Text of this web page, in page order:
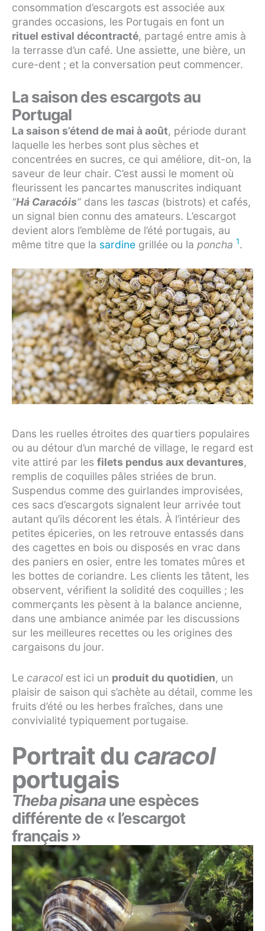
consommation d’escargots est associée aux
grandes occasions, les Portugais en font un
rituel estival décontracté, partagé entre amis à
la terrasse d’un café. Une assiette, une bière, un
cure-dent ; et la conversation peut commencer.
La saison des escargots au
Portugal
La saison s’étend de mai à août, période durant
laquelle les herbes sont plus sèches et
concentrées en sucres, ce qui améliore, dit-on, la
saveur de leur chair. C’est aussi le moment où
fleurissent les pancartes manuscrites indiquant
“Há Caracóis” dans les tascas (bistrots) et cafés,
un signal bien connu des amateurs. L’escargot
devient alors l’emblème de l’été portugais, au
même titre que la sardine grillée ou la poncha 1.
Dans les ruelles étroites des quartiers populaires
ou au détour d’un marché de village, le regard est
vite attiré par les filets pendus aux devantures,
remplis de coquilles pâles striées de brun.
Suspendus comme des guirlandes improvisées,
ces sacs d’escargots signalent leur arrivée tout
autant qu’ils décorent les étals. À l’intérieur des
petites épiceries, on les retrouve entassés dans
des cagettes en bois ou disposés en vrac dans
des paniers en osier, entre les tomates mûres et
les bottes de coriandre. Les clients les tâtent, les
observent, vérifient la solidité des coquilles ; les
commerçants les pèsent à la balance ancienne,
dans une ambiance animée par les discussions
sur les meilleures recettes ou les origines des
cargaisons du jour.
Le caracol est ici un produit du quotidien, un
plaisir de saison qui s’achète au détail, comme les
fruits d’été ou les herbes fraîches, dans une
convivialité typiquement portugaise.
Portrait du caracol
portugais
Theba pisanaune espèces
différente de « l’escargot
français »